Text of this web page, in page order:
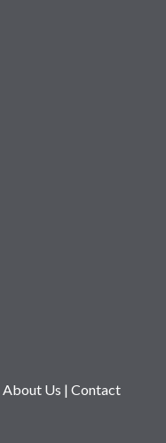
About Us | Contact